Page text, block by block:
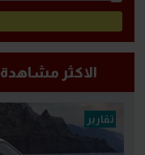
الاكثر مشاهدة
تقارير